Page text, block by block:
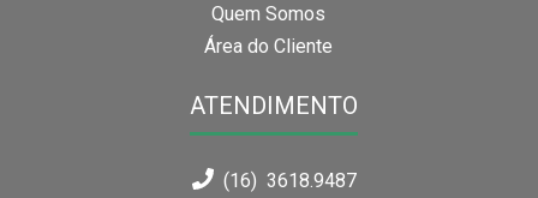
Quem Somos
Área do Cliente
ATENDIMENTO
(16) 3618.9487